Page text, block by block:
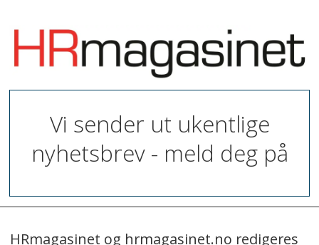
Vi sender ut ukentlige
nyhetsbrev - meld deg på
HRmagasinet og hrmagasinet.no redigeres